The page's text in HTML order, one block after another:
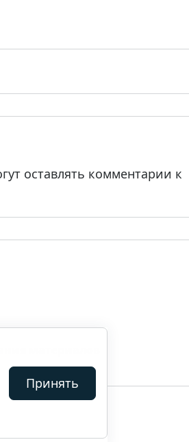
оставлять комментарии к
материалов
Принять